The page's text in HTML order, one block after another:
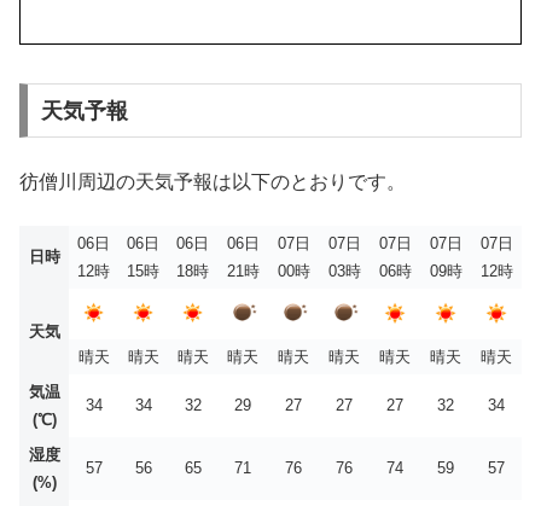
天気予報
彷僧川周辺の天気予報は以下のとおりです。
日時
06日
12時
06日
15時
06日
18時
06日
21時
07日
00時
07日
03時
07日
06時
07日
09時
07日
12時
天気
晴天
晴天 晴天 晴天 晴天 晴天 晴天 晴天
晴天
気温
(℃)
34 34 32 29 27 27 27 32 34
湿度
(%)
57 56 65 71 76 76 74 59 57